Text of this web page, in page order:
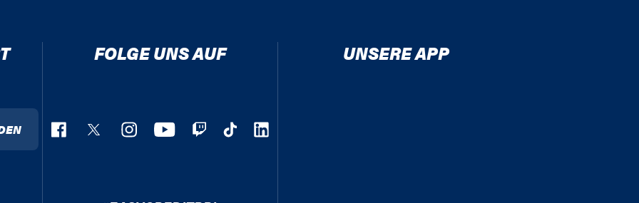
FOLGE UNS AUF UNSERE APP